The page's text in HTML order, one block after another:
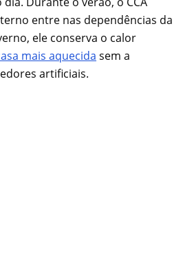
entre nas dependências da
ele conserva o calor
mais aquecida sem a
artificiais.